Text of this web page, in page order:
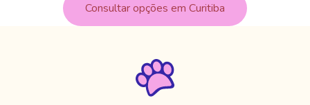
Consultar opções em Curitiba